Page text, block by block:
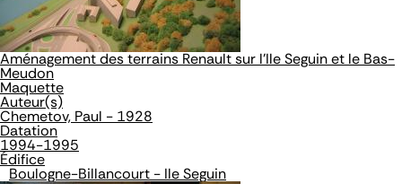
Aménagement des terrains Renault sur l'Ile Seguin et le Bas-
Meudon
Maquette
Auteur(s)
Chemetov, Paul - 1928
Datation
1994-1995
Édifice
Boulogne-Billancourt - Ile Seguin